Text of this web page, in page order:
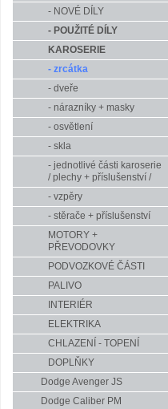
- NOVÉ DÍLY
- POUŽITÉ DÍLY
KAROSERIE
- zrcátka
- dveře
- nárazníky + masky
- osvětlení
- skla
- jednotlivé části karoserie
/ plechy + příslušenství /
- vzpěry
- stěrače + příslušenství
MOTORY +
PŘEVODOVKY
PODVOZKOVÉ ČÁSTI
PALIVO
INTERIÉR
ELEKTRIKA
CHLAZENÍ - TOPENÍ
DOPLŇKY
Dodge Avenger JS
Dodge Caliber PM